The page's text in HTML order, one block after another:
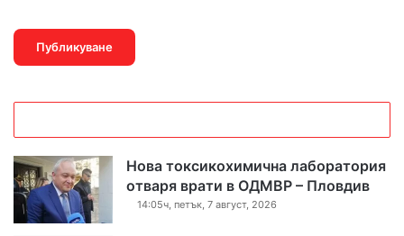
Нова токсикохимична лаборатория
отваря врати в ОДМВР – Пловдив
14:05ч, петък, 7 август, 2026